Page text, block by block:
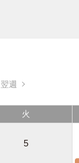
翌週
火
5